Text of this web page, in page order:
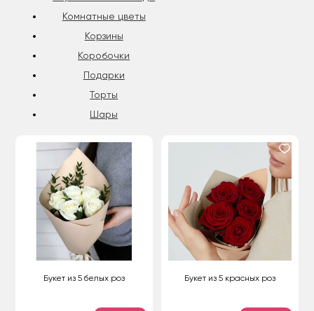
Комнатные цветы
Корзины
Коробочки
Подарки
Торты
Шары
Букет из 5 белых роз Букет из 5 красных роз